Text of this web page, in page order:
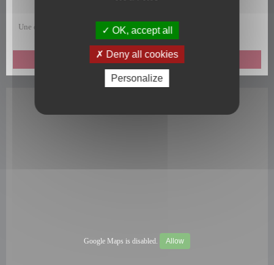
Une question, une remarque, une suggestion, un commentaire ?
ENVOYEZ-NOUS UN MESSAGE
Google Maps is disabled. Allow
OK, accept all
Deny all cookies
Personalize